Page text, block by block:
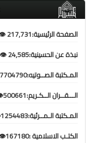
الصفحة الرئيسية:217,731 👁️
نبذة عن الحسينية:24,585 👁️
المـكتبة الصــوتيه:7704790👁️
الـــقــران الــكـريم:500661👁️
المـكتبة الـمــرئية:1254483👁️
الكتـب الاسلامية :167180👁️